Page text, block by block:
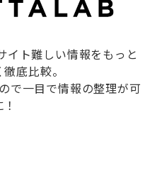
ト難しい情報をもっと
底比較。
で一目で情報の整理が可